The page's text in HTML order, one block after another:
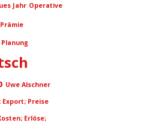
Jahr Operative
Prämie
Uwe Alschner
Preise
Erlöse;